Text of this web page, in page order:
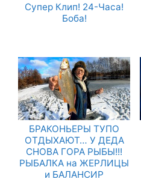
Супер Клип! 24-Часа!
Боба!
БРАКОНЬЕРЫ ТУПО
ОТДЫХАЮТ… У ДЕДА
СНОВА ГОРА РЫБЫ!!!
РЫБАЛКА на ЖЕРЛИЦЫ
и БАЛАНСИР